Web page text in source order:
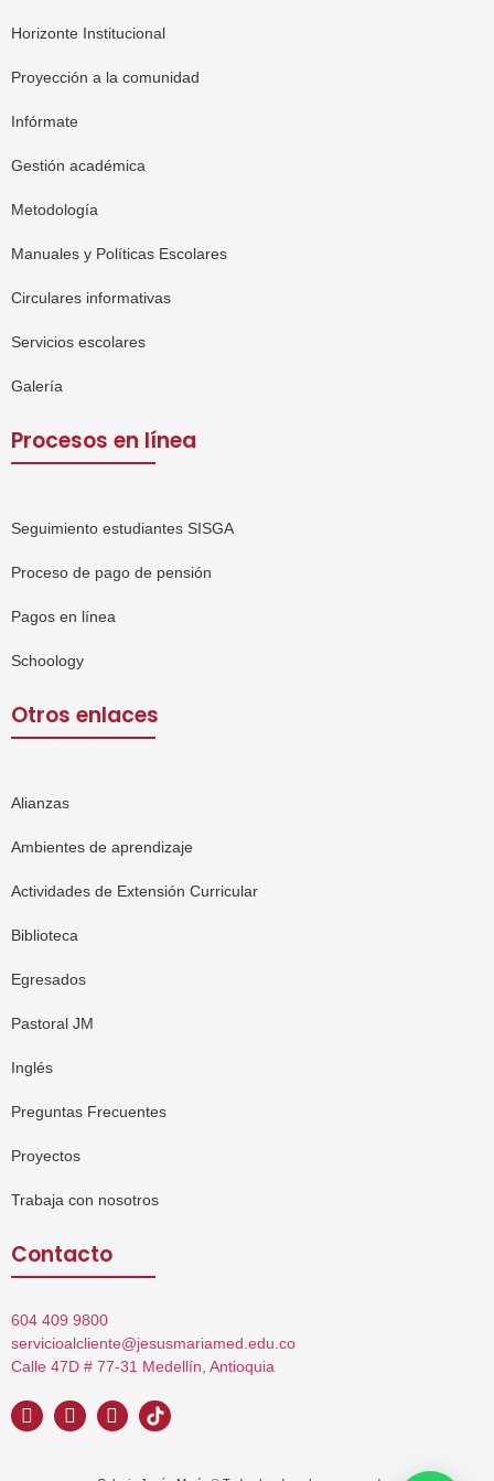
Horizonte Institucional
Proyección a la comunidad
Infórmate
Gestión académica
Metodología
Manuales y Políticas Escolares
Circulares informativas
Servicios escolares
Galería
Procesos en línea
Seguimiento estudiantes SISGA
Proceso de pago de pensión
Pagos en línea
Schoology
Otros enlaces
Alianzas
Ambientes de aprendizaje
Actividades de Extensión Curricular
Biblioteca
Egresados
Pastoral JM
Inglés
Preguntas Frecuentes
Proyectos
Trabaja con nosotros
Contacto
604 409 9800
servicioalcliente@jesusmariamed.edu.co
Calle 47D # 77-31 Medellín, Antioquia